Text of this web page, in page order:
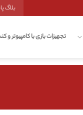
بلاگ
تجهیزات بازی با کامپیوتر و